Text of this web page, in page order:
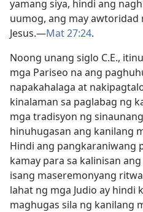
yamang siya, hindi ang
uumog, ang may awtoridad
Jesus.​—Mat 27:24.
Noong unang siglo C.E.,
mga Pariseo na ang
napakahalaga at
kinalaman sa paglabag ng
mga tradisyon ng
hinuhugasan ang kanilang
Hindi ang pangkaraniwang
kamay para sa kalinisan
isang maseremonyang
lahat ng mga Judio ay hindi
maghugas sila ng kanilang